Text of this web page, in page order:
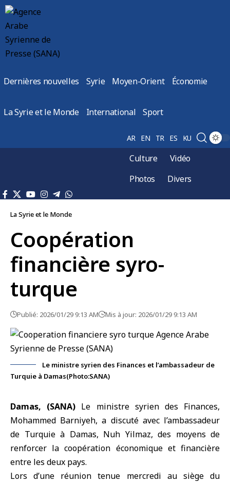
Dernières nouvelles Syrie Moyen-Orient Économie
La Syrie et le Monde International Sport
AR EN TR ES KU
Culture
Vidéo
Photos
Divers
La Syrie et le Monde
Coopération
financière syro-
turque
Publié: 2026/01/29 9:13 AM Mis à jour: 2026/01/29 9:13 AM
Le ministre syrien des Finances et l’ambassadeur de
Turquie à Damas(Photo:SANA)
Damas, (SANA) Le ministre syrien des Finances,
Mohammed Barniyeh, a discuté avec l’ambassadeur
de Turquie à Damas, Nuh Yilmaz, des moyens de
renforcer la coopération économique et financière
entre les deux pays.
Lors d’une réunion tenue mercredi au siège du